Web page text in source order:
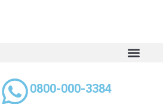
0800-000-3384